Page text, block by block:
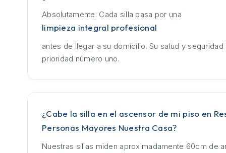
Absolutamente. Cada silla pasa por una
limpieza integral profesional
antes de llegar a su domicilio. Su salud y seguridad
prioridad número uno.
¿Cabe la silla en el ascensor de mi piso en
Personas Mayores Nuestra Casa?
Nuestras sillas miden aproximadamente 60cm de